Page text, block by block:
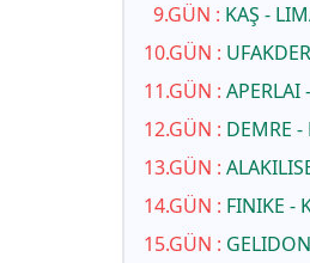
9.GÜN : KAŞ -
10.GÜN :
11.GÜN : APERLAI
12.GÜN : DEMRE -
13.GÜN :
14.GÜN : FINIKE -
15.GÜN :